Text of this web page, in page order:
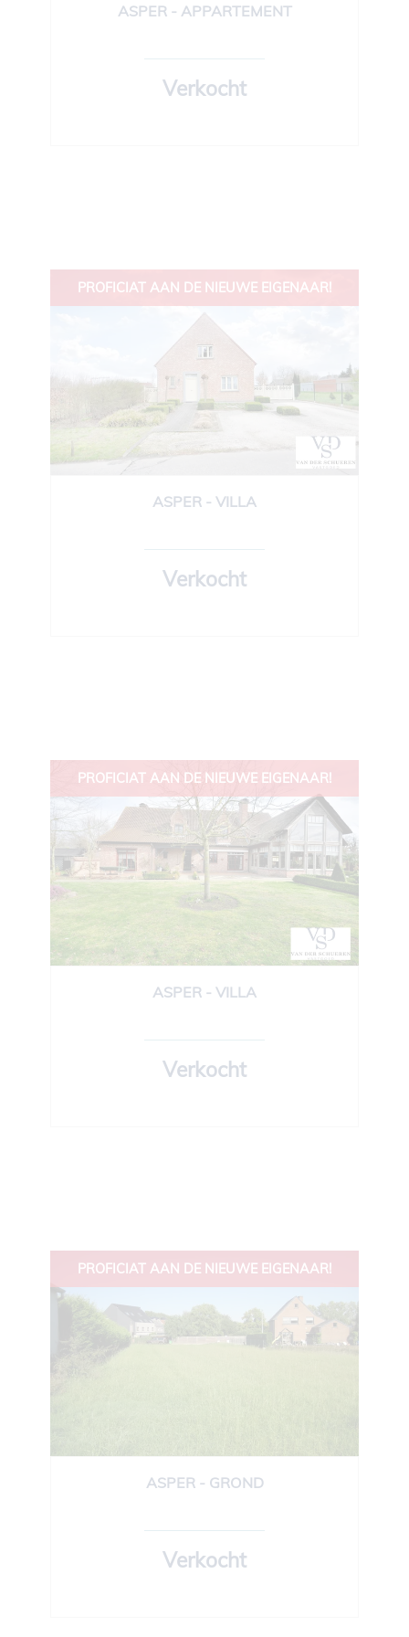
90 m² 2 Ja
ASPER - APPARTEMENT
Verkocht
PROFICIAT AAN DE NIEUWE EIGENAAR!
250 m² 3
ASPER - VILLA
Verkocht
PROFICIAT AAN DE NIEUWE EIGENAAR!
440 m² 4
ASPER - VILLA
Verkocht
PROFICIAT AAN DE NIEUWE EIGENAAR!
480 m²
ASPER - GROND
Verkocht